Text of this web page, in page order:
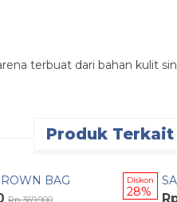
terbuat dari bahan kulit
Produk Terkait
BAG Diskon
28%